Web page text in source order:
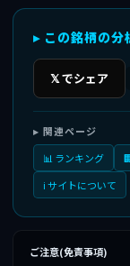
▸ この銘柄の分
𝕏 でシェア
▸ 関連ページ
📊 ランキング
ℹ️ サイトについて
ご注意(免責事項)